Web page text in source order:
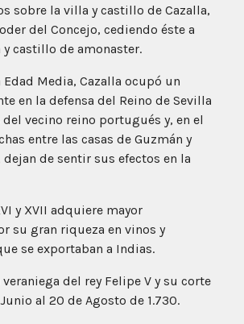
sobre la villa y castillo de Cazalla,
del Concejo, cediendo éste a
castillo de amonaster.
Edad Media, Cazalla ocupó un
en la defensa del Reino de Sevilla
vecino reino portugués y, en el
entre las casas de Guzmán y
dejan de sentir sus efectos en la
y XVII adquiere mayor
su gran riqueza en vinos y
se exportaban a Indias.
del rey Felipe V y su corte
al 20 de Agosto de 1.730.